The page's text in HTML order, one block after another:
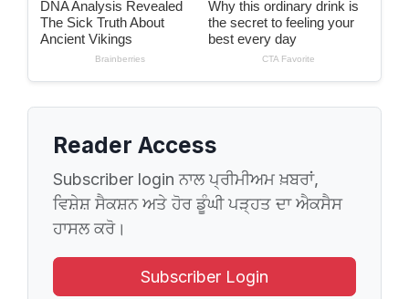
Reader Access
Subscriber login ਨਾਲ ਪ੍ਰੀਮੀਅਮ ਖ਼ਬਰਾਂ,
ਵਿਸ਼ੇਸ਼ ਸੈਕਸ਼ਨ ਅਤੇ ਹੋਰ ਡੂੰਘੀ ਪੜ੍ਹਤ ਦਾ ਐਕਸੈਸ
ਹਾਸਲ ਕਰੋ।
Subscriber Login